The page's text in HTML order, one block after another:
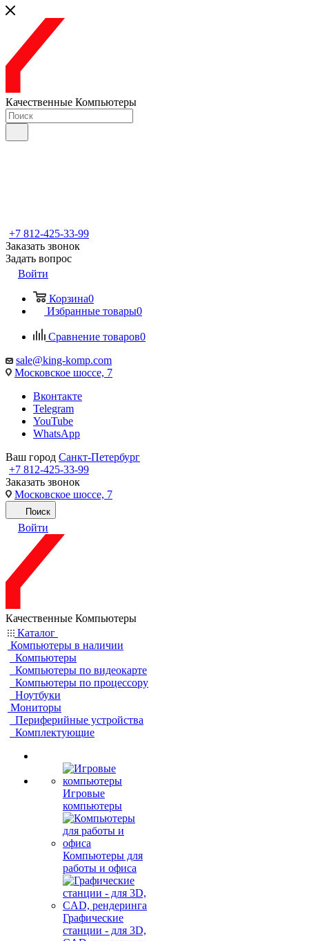
Качественные Компьютеры
+7 812-425-33-99
Заказать звонок
Задать вопрос
Войти
Корзина0
Избранные товары0
Сравнение товаров0
sale@king-komp.com
Московское шоссе, 7
Вконтакте
Telegram
YouTube
WhatsApp
Ваш город Санкт-Петербург
+7 812-425-33-99
Заказать звонок
Московское шоссе, 7
Поиск
Войти
Качественные Компьютеры
Каталог
Компьютеры в наличии
Компьютеры
Компьютеры по видеокарте
Компьютеры по процессору
Ноутбуки
Мониторы
Периферийные устройства
Комплектующие
Игровые
компьютеры
Компьютеры для
работы и офиса
Графические
станции - для 3D,